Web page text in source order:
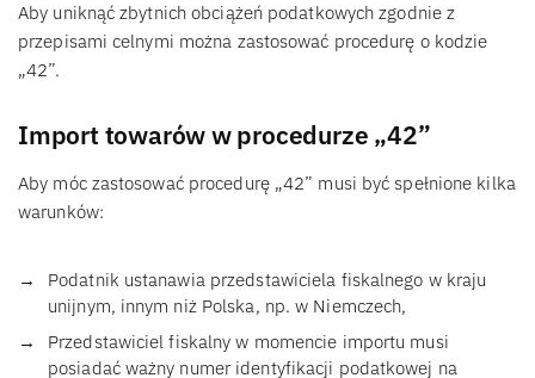
Aby uniknąć zbytnich obciążeń podatkowych zgodnie z
przepisami celnymi można zastosować procedurę o kodzie
„42”.
Import towarów w procedurze „42”
Aby móc zastosować procedurę „42” musi być spełnione kilka
warunków:
Podatnik ustanawia przedstawiciela fiskalnego w kraju
unijnym, innym niż Polska, np. w Niemczech,
Przedstawiciel fiskalny w momencie importu musi
posiadać ważny numer identyfikacji podatkowej na